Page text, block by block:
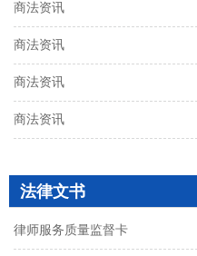
商法资讯
商法资讯
商法资讯
商法资讯
法律文书
律师服务质量监督卡